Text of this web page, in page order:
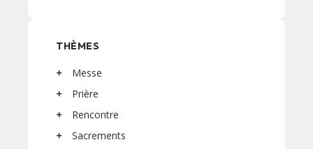
THÈMES
Messe
Prière
Rencontre
Sacrements